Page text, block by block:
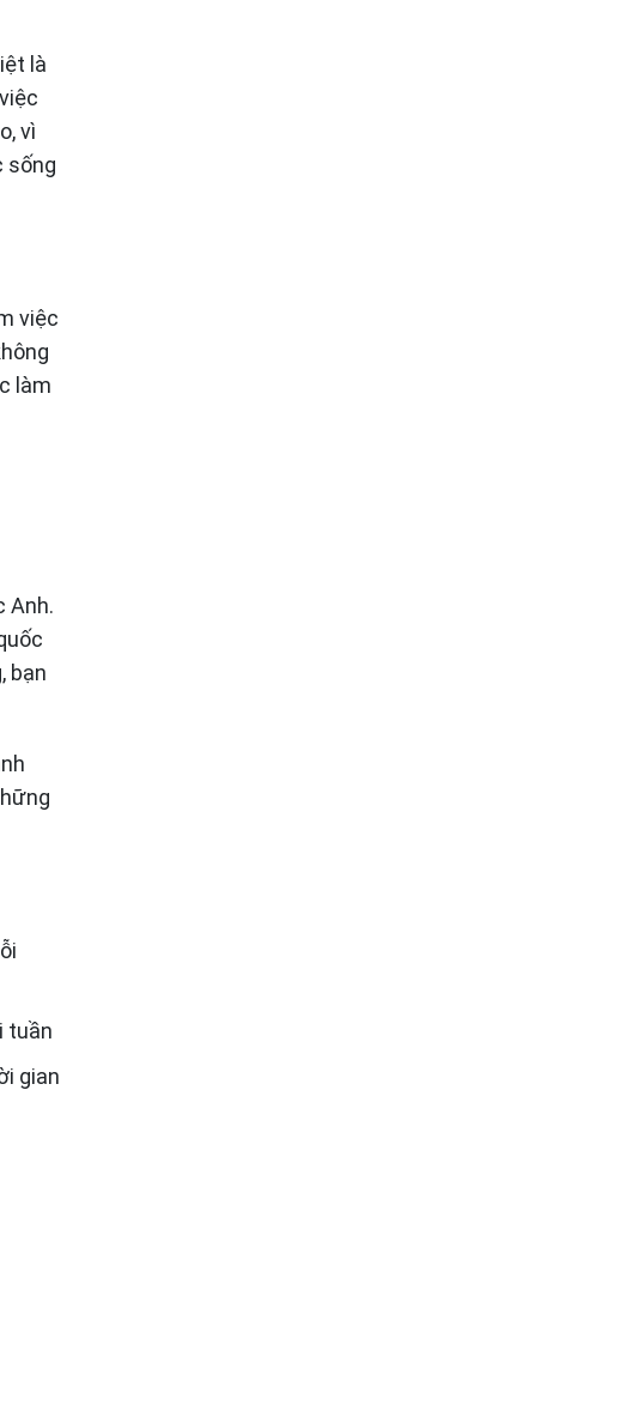
là
vì
sống
việc
làm
Anh.
bạn
tuần
gian